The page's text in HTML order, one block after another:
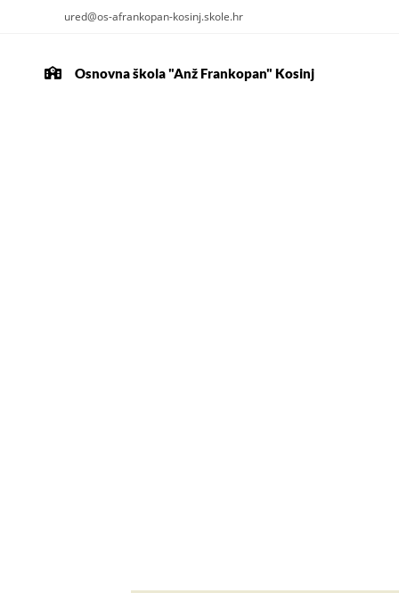
ured@os-afrankopan-kosinj.skole.hr
Osnovna škola "Anž Frankopan" Kosinj